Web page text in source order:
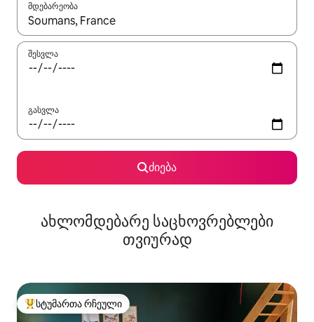
მდებარეობა
როცა შედეგები ხელმისაწვდომი გახდება, ნავიგაციისთვის
შესვლა
გასვლა
ძიება
ახლომდებარე საცხოვრებლები
თვიურად
სტუმართა რჩეული მოწინავე ვარიანტი
სტუმართა რჩეული